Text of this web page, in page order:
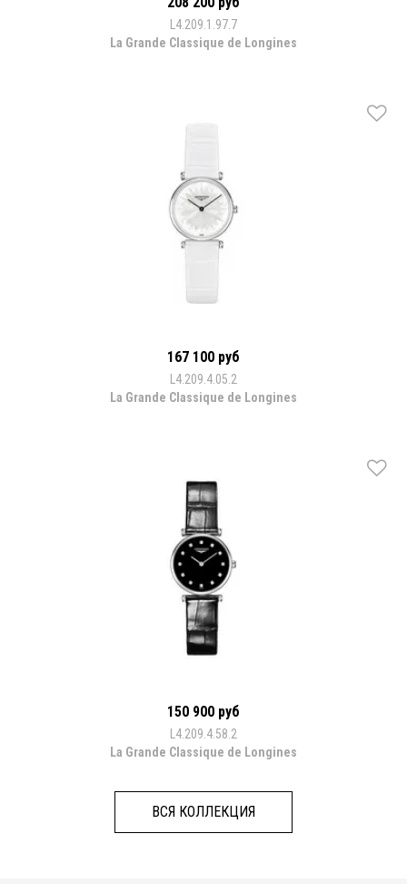
L4.209.1.97.7
La Grande Classique de Longines
167 100 руб
L4.209.4.05.2
La Grande Classique de Longines
150 900 руб
L4.209.4.58.2
La Grande Classique de Longines
ВСЯ КОЛЛЕКЦИЯ